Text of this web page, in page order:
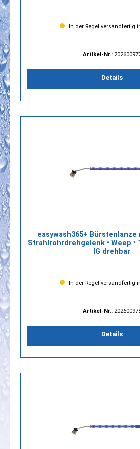
In der Regel versandfertig
Artikel-Nr.:
Details
easywash365+ Bürstenlanze
Strahlrohrdrehgelenk • Weep •
IG drehbar
In der Regel versandfertig
Artikel-Nr.:
Details